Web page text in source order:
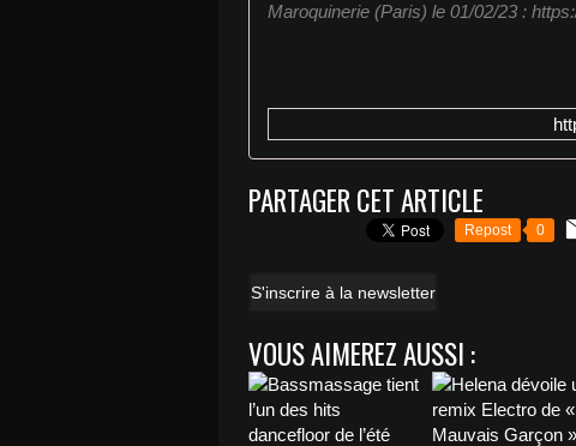
Maroquinerie (Paris) le 01/02/23 :
PARTAGER CET ARTICLE
Repost 0
S'inscrire à la newsletter
VOUS AIMEREZ AUSSI :